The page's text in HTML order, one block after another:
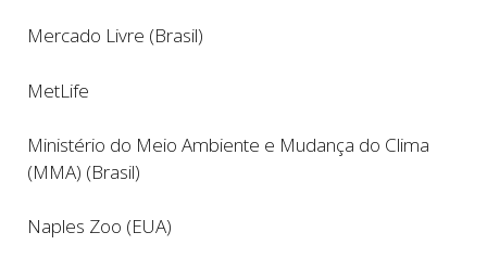
Mercado Livre (Brasil)
MetLife
Ministério do Meio Ambiente e Mudança do Clima
(MMA) (Brasil)
Naples Zoo (EUA)